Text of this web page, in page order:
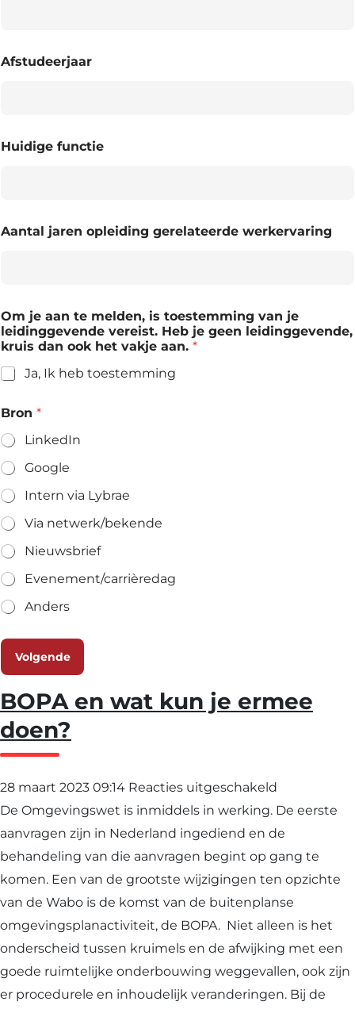
Afstudeerjaar
Huidige functie
Aantal jaren opleiding gerelateerde werkervaring
Om je aan te melden, is toestemming van je
leidinggevende vereist. Heb je geen leidinggevende,
kruis dan ook het vakje aan. *
Ja, Ik heb toestemming
Bron *
LinkedIn
Google
Intern via Lybrae
Via netwerk/bekende
Nieuwsbrief
Evenement/carrièredag
Anders
Volgende
BOPA en wat kun je ermee
doen?
28 maart 2023 09:14 Reacties uitgeschakeld
BOPA
en
wat
kun
je
ermee
doen?
De Omgevingswet is inmiddels in werking. De eerste
aanvragen zijn in Nederland ingediend en de
behandeling van die aanvragen begint op gang te
komen. Een van de grootste wijzigingen ten opzichte
van de Wabo is de komst van de buitenplanse
omgevingsplanactiviteit, de BOPA. Niet alleen is het
onderscheid tussen kruimels en de afwijking met een
goede ruimtelijke onderbouwing weggevallen, ook zijn
er procedurele en inhoudelijk veranderingen. Bij de